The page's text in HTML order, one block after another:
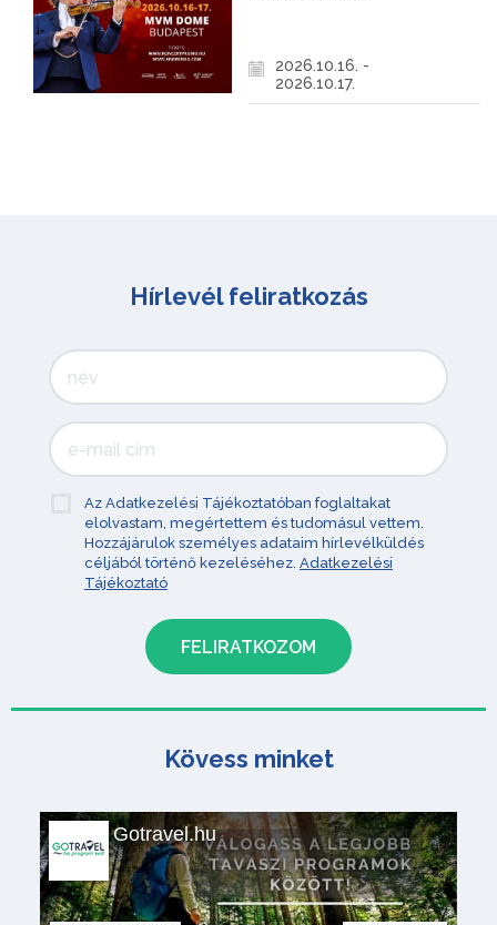
2026.10.16. -
2026.10.17.
Hírlevél feliratkozás
Az Adatkezelési Tájékoztatóban foglaltakat
elolvastam, megértettem és tudomásul vettem.
Hozzájárulok személyes adataim hírlevélküldés
céljából történő kezeléséhez. Adatkezelési
Tájékoztató
Kövess minket
Gotravel.hu